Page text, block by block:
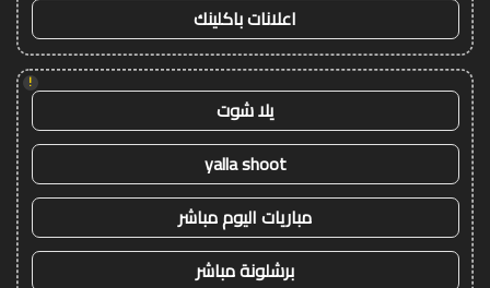
اعلانات باكلينك
!
يلا شوت
yalla shoot
مباريات اليوم مباشر
برشلونة مباشر